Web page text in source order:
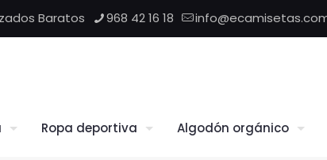
Baratos 968 42 16 18
Ropa deportiva Algodón orgánico